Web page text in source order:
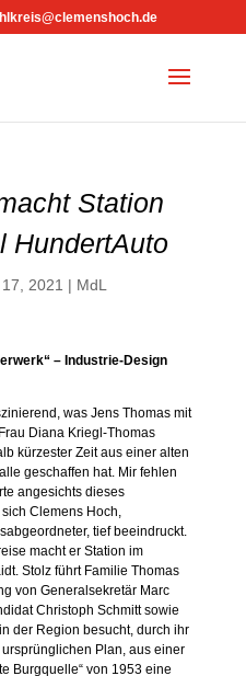
Station
HundertAuto
2021 | MdL
– Industrie-Design
was Jens Thomas mit
Diana Kriegl-Thomas
kürzester Zeit aus einer alten
geschaffen hat. Mir fehlen
angesichts dieses
Clemens Hoch,
tief beeindruckt.
macht er Station im
Stolz führt Familie Thomas
von Generalsekretär Marc
Christoph Schmitt sowie
der Region besucht, durch ihr
ursprünglichen Plan, aus einer
Burgquelle“ von 1953 eine